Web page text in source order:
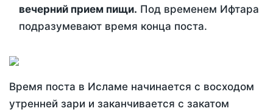
вечерний прием пищи. Под временем Ифтара
подразумевают время конца поста.
Время поста в Исламе начинается с восходом
утренней зари и заканчивается с закатом